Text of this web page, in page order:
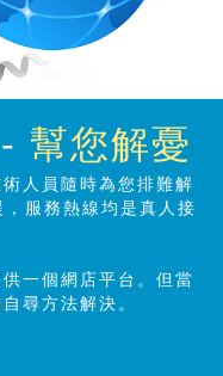
幫您解憂
人員隨時為您排難解
服務熱線均是真人接
一個網店平台。但當
尋方法解決。